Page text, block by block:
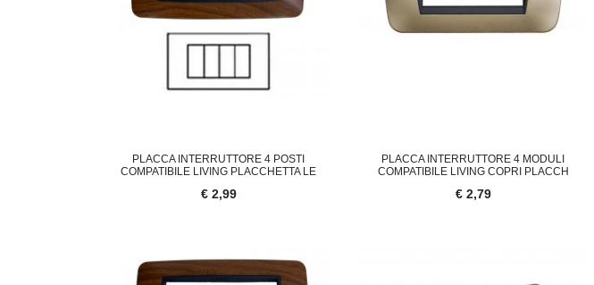
PLACCA INTERRUTTORE 4 POSTI
COMPATIBILE LIVING PLACCHETTA LE
€ 2,99
PLACCA INTERRUTTORE 4 MODULI
COMPATIBILE LIVING COPRI PLACCH
€ 2,79